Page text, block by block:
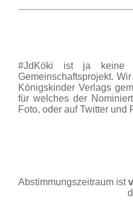
#JdKöki ist ja keine
Gemeinschaftsprojekt.
Königskinder Verlags
für welches der
Foto, oder auf Twitter
Abstimmungszeitraum ist